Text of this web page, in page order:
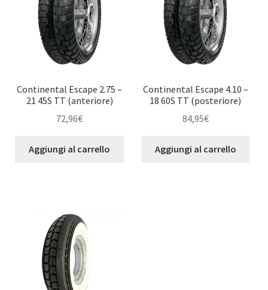
Continental Escape 2.75 –
21 45S TT (anteriore)
72,96€
Aggiungi al carrello
Continental Escape 4.10 –
18 60S TT (posteriore)
84,95€
Aggiungi al carrello